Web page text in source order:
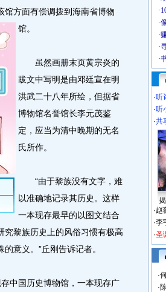
馆方面有偿调拨到海南省博物
馆。
虽然画册末页黄宗炎的
跋文中写明是由邓廷宣在明
洪武二十八年所绘，但据省
博物馆名誉馆长李元茂鉴
定，应当为清中晚期的无名
氏所作。
“由于黎族没有文字，难
以准确地记录其历史。这样
一本现存最早的以图文结合
究黎族历史上的风俗习惯有极高
意义。”丘刚告诉记者。
中国历史博物馆，一本现存广
·听
·听
·共
·赵
·李
·圣
·
·